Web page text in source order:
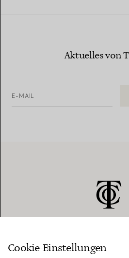
Aktuelles von
E-MAIL
KUNDENSERVICE
Cookie-Einstellungen